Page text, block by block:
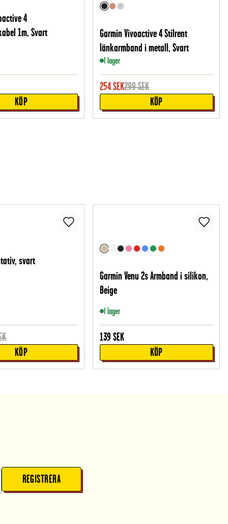
4
1m, Svart
KÖP
Garmin Vivoactive 4 Stilrent
länkarmband i metall, Svart
I lager
254SEK299SEK
KÖP
svart
KÖP
Garmin Venu 2s Armband i silikon,
Beige
I lager
139 SEK
KÖP
REGISTRERA